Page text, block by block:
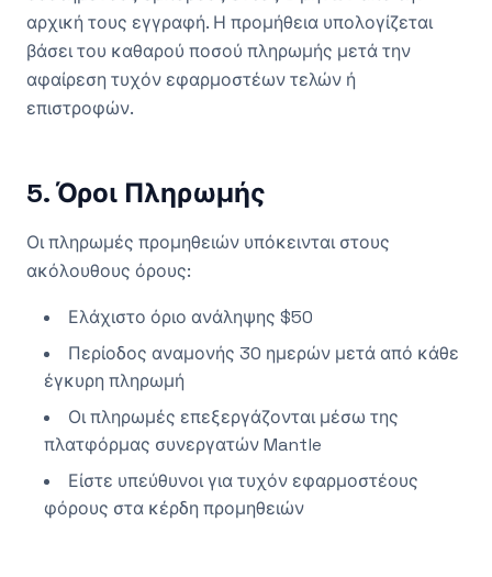
αρχική τους εγγραφή. Η προμήθεια υπολογίζεται
βάσει του καθαρού ποσού πληρωμής μετά την
αφαίρεση τυχόν εφαρμοστέων τελών ή
επιστροφών.
5. Όροι Πληρωμής
Οι πληρωμές προμηθειών υπόκεινται στους
ακόλουθους όρους:
Ελάχιστο όριο ανάληψης $50
Περίοδος αναμονής 30 ημερών μετά από κάθε
έγκυρη πληρωμή
Οι πληρωμές επεξεργάζονται μέσω της
πλατφόρμας συνεργατών Mantle
Είστε υπεύθυνοι για τυχόν εφαρμοστέους
φόρους στα κέρδη προμηθειών